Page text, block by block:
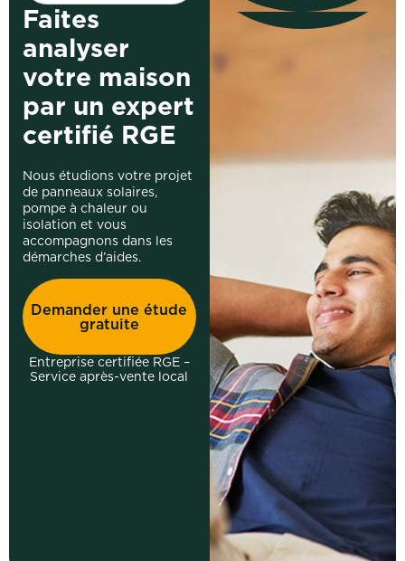
Faites
analyser
votre maison
par un expert
certifié RGE
Nous étudions votre projet
de panneaux solaires,
pompe à chaleur ou
isolation et vous
accompagnons dans les
démarches d’aides.
Demander une étude
gratuite
Entreprise certifiée RGE –
Service après-vente local